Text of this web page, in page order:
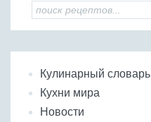
Кулинарный словарь
Кухни мира
Новости